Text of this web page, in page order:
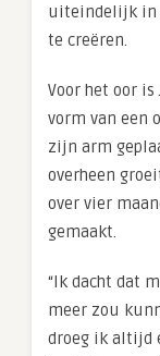
uiteindelijk in
te creëren.
Voor het oor
vorm van een
zijn arm
overheen
over vier
gemaakt.
“Ik dacht dat
meer zou
droeg ik altijd